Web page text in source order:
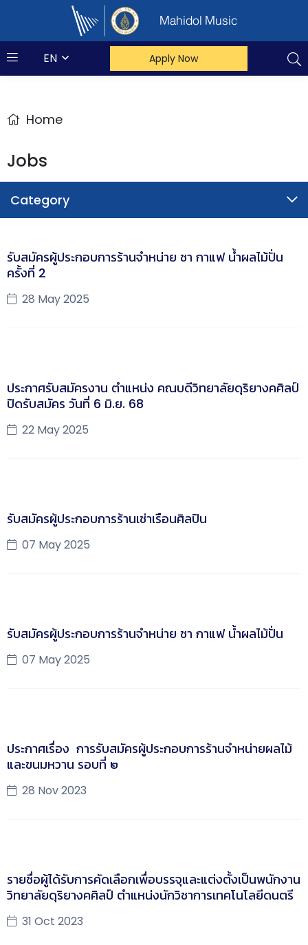
Mahidol Music
EN Apply Now
Home
Jobs
Category
รับสมัครผู้ประกอบการร้านจำหน่าย ชา กาแฟ น้ำผลไม้ปั่น
ครั้งที่ 2
28 May 2025
ประกาศรับสมัครงาน ตำแหน่ง คณบดีวิทยาลัยดุริยางคศิลป์
ปิดรับสมัคร วันที่ 6 มิ.ย. 68
22 May 2025
รับสมัครผู้ประกอบการร้านเช่าเรือนศิลปิน
07 May 2025
รับสมัครผู้ประกอบการร้านจำหน่าย ชา กาแฟ น้ำผลไม้ปั่น
07 May 2025
ประกาศเรื่อง การรับสมัครผู้ประกอบการร้านจำหน่ายผลไม้
และขนมหวาน รอบที่ ๒
28 Nov 2023
รายชื่อผู้ได้รับการคัดเลือกเพื่อบรรจุและแต่งตั้งเป็นพนักงาน
วิทยาลัยดุริยางคศิลป์ ตำแหน่งนักวิชาการเทคโนโลยีดนตรี
31 Oct 2023